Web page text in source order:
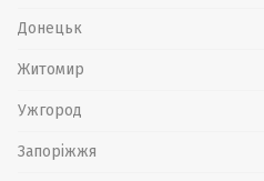
Донецьк
Житомир
Ужгород
Запоріжжя